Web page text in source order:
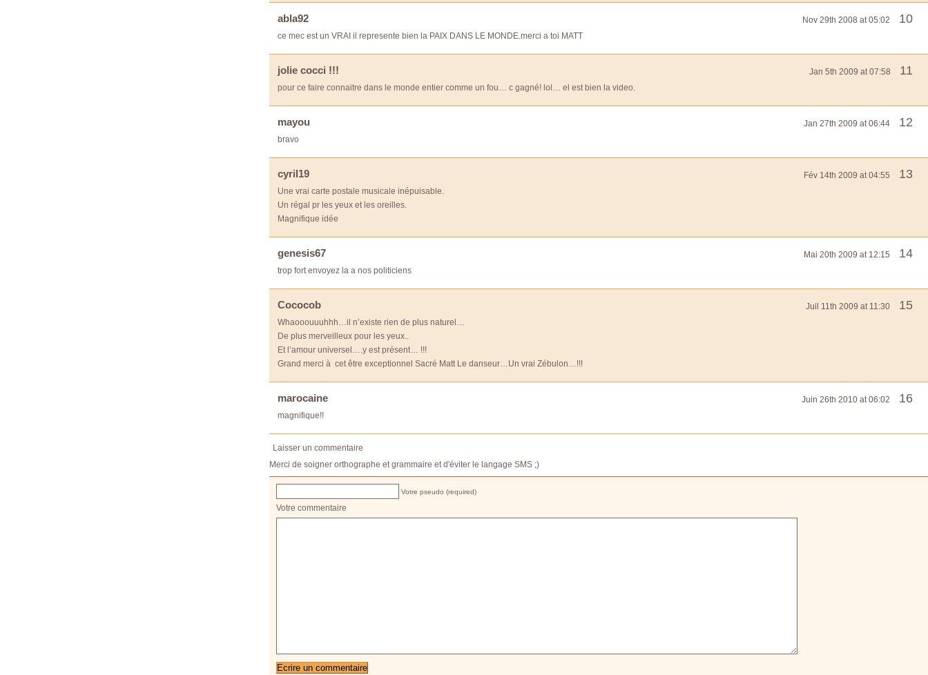
abla92 Nov 29th 2008 at 05:02 10
ce mec est un VRAI il represente bien la PAIX DANS LE MONDE.merci a toi MATT
jolie cocci !!! Jan 5th 2009 at 07:58 11
pour ce faire connaitre dans le monde entier comme un fou… c gagné! lol… el est bien la video.
mayou Jan 27th 2009 at 06:44 12
bravo
cyril19 Fév 14th 2009 at 04:55 13
Une vrai carte postale musicale inépuisable.
Un régal pr les yeux et les oreilles.
Magnifique idée
genesis67 Mai 20th 2009 at 12:15 14
trop fort envoyez la a nos politiciens
Cococob Juil 11th 2009 at 11:30 15
Whaooouuuhhh…il n’existe rien de plus naturel…
De plus merveilleux pour les yeux..
Et l’amour universel….y est présent… !!!
Grand merci à cet être exceptionnel Sacré Matt Le danseur…Un vrai Zébulon…!!!
marocaine Juin 26th 2010 at 06:02 16
magnifique!!
Laisser un commentaire
Merci de soigner orthographe et grammaire et d'éviter le langage SMS ;)
Votre pseudo (required)
Votre commentaire